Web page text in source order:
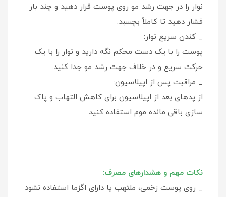
نوار را در جهت رشد مو روی پوست قرار دهید و چند بار
فشار دهید تا کاملاً بچسبد.
_ کندن سریع نوار:
پوست را با یک دست محکم نگه دارید و نوار را با یک
حرکت سریع و در خلاف جهت رشد مو جدا کنید.
_ مراقبت پس از اپیلاسیون:
از پدهای بعد از اپیلاسیون برای کاهش التهاب و پاک‌
سازی باقی‌ مانده موم استفاده کنید.
نکات مهم و هشدارهای مصرف:
_ روی پوست زخمی، ملتهب یا دارای اگزما استفاده نشود